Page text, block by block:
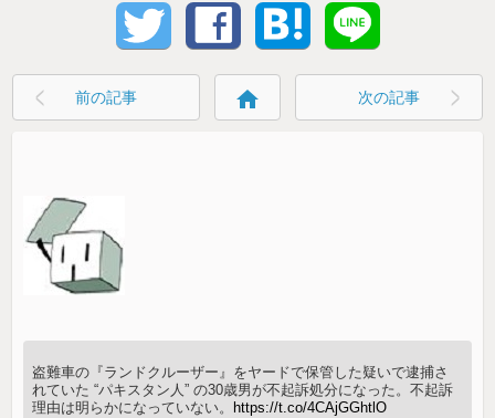
前の記事 home 次の記事
盗難車の『ランドクルーザー』をヤードで保管した疑いで逮捕さ
れていた “パキスタン人” の30歳男が不起訴処分になった。不起訴
理由は明らかになっていない。
https://t.co/4CAjGGhtlO